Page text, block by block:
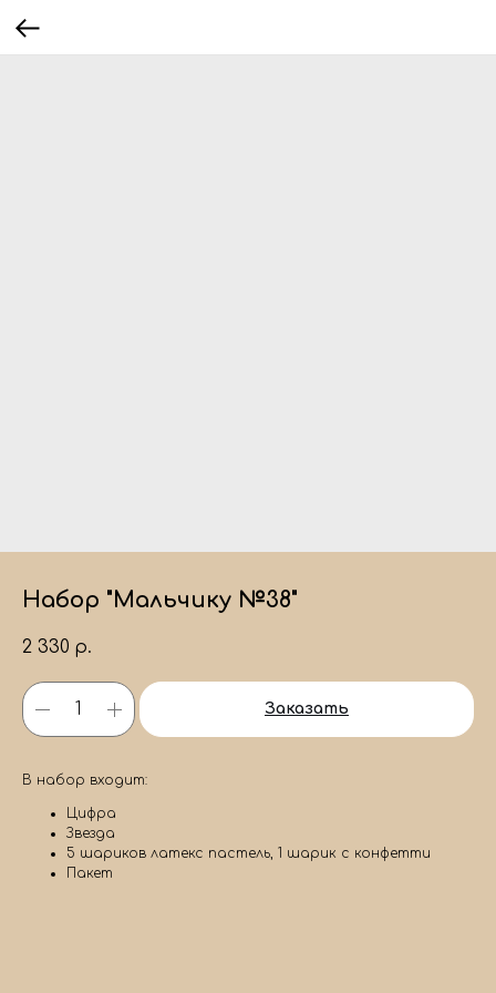
Набор "Мальчику №38"
2 330 р.
Заказать
В набор входит:
Цифра
Звезда
5 шариков латекс пастель, 1 шарик с конфетти
Пакет